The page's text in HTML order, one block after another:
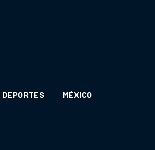
DEPORTES MÉXICO